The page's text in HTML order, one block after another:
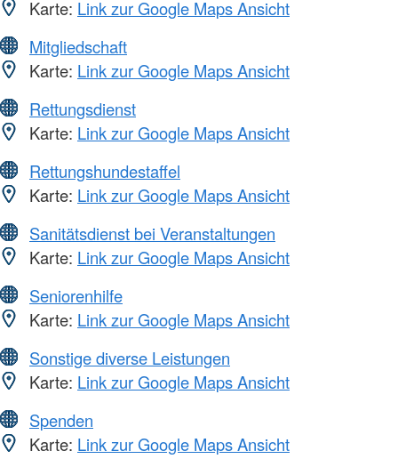
Karte: Link zur Google Maps Ansicht
Mitgliedschaft
Karte: Link zur Google Maps Ansicht
Rettungsdienst
Karte: Link zur Google Maps Ansicht
Rettungshundestaffel
Karte: Link zur Google Maps Ansicht
Sanitätsdienst bei Veranstaltungen
Karte: Link zur Google Maps Ansicht
Seniorenhilfe
Karte: Link zur Google Maps Ansicht
Sonstige diverse Leistungen
Karte: Link zur Google Maps Ansicht
Spenden
Karte: Link zur Google Maps Ansicht